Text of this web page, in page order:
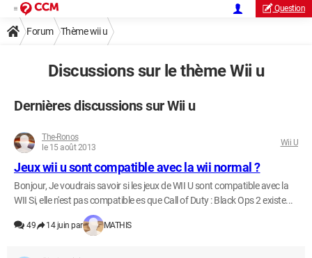
Question
Forum Thème wii u
Discussions sur le thème Wii u
Dernières discussions sur Wii u
The-Ronos
le 15 août 2013
Wii U
Jeux wii u sont compatible avec la wii normal ?
Bonjour, Je voudrais savoir si les jeux de WII U sont compatible avec la
WII Si, elle n'est pas compatible es que Call of Duty : Black Ops 2 existe...
49 14 juin par MATHIS